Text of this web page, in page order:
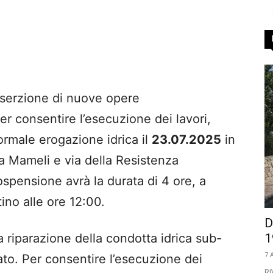
di nuove opere
consentire l’esecuzione dei lavori,
erogazione idrica il 23.07.2025 in
Mameli e via della Resistenza
avrà la durata di 4 ore, a
alle ore 12:00.
riparazione della condotta idrica sub-
Per consentire l’esecuzione dei
7